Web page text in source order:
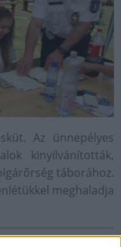
Az ünnepélyes
kinyilvánították,
táborához.
meghaladja